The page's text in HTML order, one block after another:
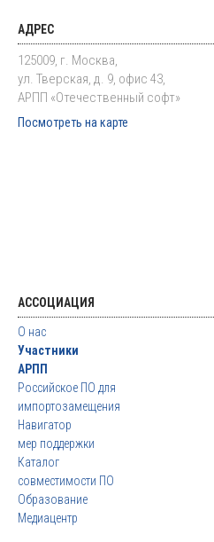
АДРЕС
125009, г. Москва,
ул. Тверская, д. 9, офис 43,
АРПП «Отечественный софт»
Посмотреть на карте
АССОЦИАЦИЯ
О нас
Участники
АРПП
Российское ПО для
импортозамещения
Навигатор
мер поддержки
Каталог
совместимости ПО
Образование
Медиацентр